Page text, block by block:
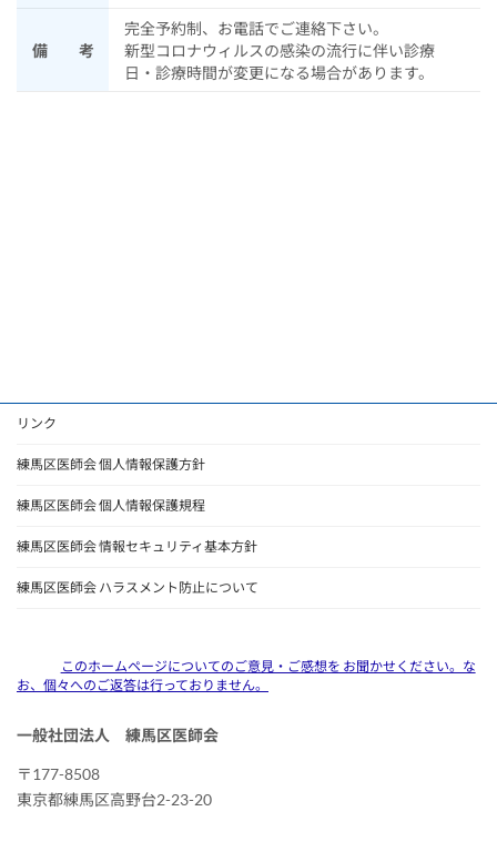
備 考
完全予約制、お電話でご連絡下さい。
新型コロナウィルスの感染の流行に伴い診療
日・診療時間が変更になる場合があります。
リンク
練馬区医師会 個人情報保護方針
練馬区医師会 個人情報保護規程
練馬区医師会 情報セキュリティ基本方針
練馬区医師会 ハラスメント防止について
このホームページについてのご意見・ご感想を お聞かせください。な
お、個々へのご返答は行っておりません。
一般社団法人 練馬区医師会
〒177-8508
東京都練馬区高野台2-23-20